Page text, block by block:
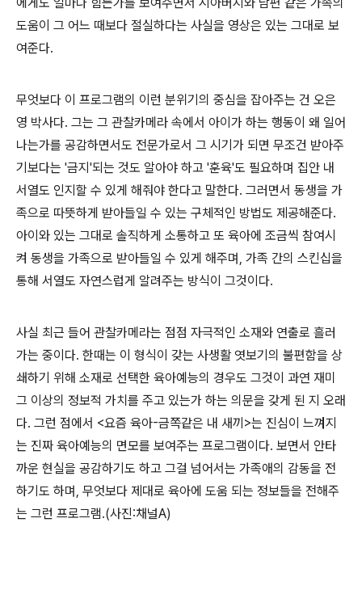
도움이 그 어느 때보다 절실하다는 사실을 영상은 있는 그대로 보
여준다.
무엇보다 이 프로그램의 이런 분위기의 중심을 잡아주는 건 오은
영 박사다. 그는 그 관찰카메라 속에서 아이가 하는 행동이 왜 일어
나는가를 공감하면서도 전문가로서 그 시기가 되면 무조건 받아주
기보다는 '금지'되는 것도 알아야 하고 '훈육'도 필요하며 집안 내
서열도 인지할 수 있게 해줘야 한다고 말한다. 그러면서 동생을 가
족으로 따뜻하게 받아들일 수 있는 구체적인 방법도 제공해준다.
아이와 있는 그대로 솔직하게 소통하고 또 육아에 조금씩 참여시
켜 동생을 가족으로 받아들일 수 있게 해주며, 가족 간의 스킨십을
통해 서열도 자연스럽게 알려주는 방식이 그것이다.
사실 최근 들어 관찰카메라는 점점 자극적인 소재와 연출로 흘러
가는 중이다. 한때는 이 형식이 갖는 사생활 엿보기의 불편함을 상
쇄하기 위해 소재로 선택한 육아예능의 경우도 그것이 과연 재미
그 이상의 정보적 가치를 주고 있는가 하는 의문을 갖게 된 지 오래
다. 그런 점에서 <요즘 육아-금쪽같은 내 새끼>는 진심이 느껴지
는 진짜 육아예능의 면모를 보여주는 프로그램이다. 보면서 안타
까운 현실을 공감하기도 하고 그걸 넘어서는 가족애의 감동을 전
하기도 하며, 무엇보다 제대로 육아에 도움 되는 정보들을 전해주
는 그런 프로그램.(사진:채널A)